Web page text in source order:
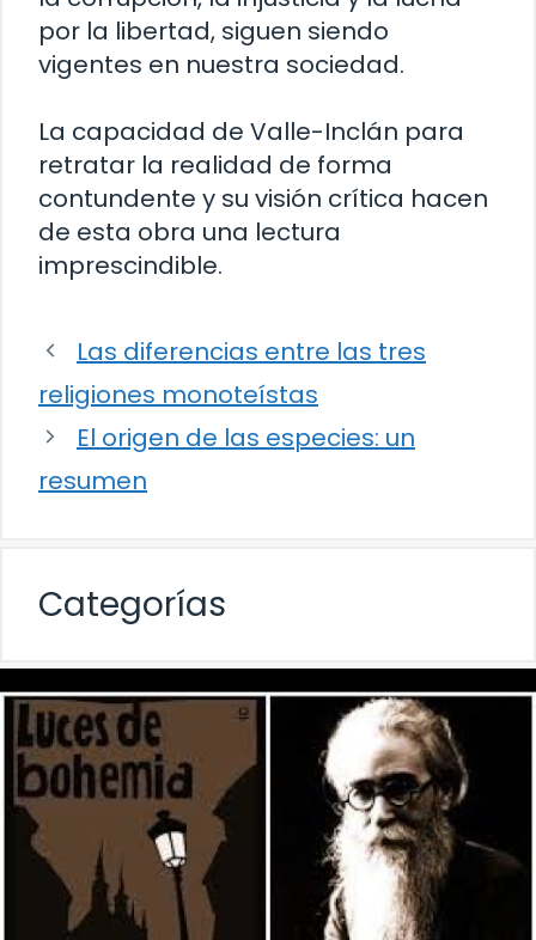
por la libertad, siguen siendo
vigentes en nuestra sociedad.
La capacidad de Valle-Inclán para
retratar la realidad de forma
contundente y su visión crítica hacen
de esta obra una lectura
imprescindible.
Las diferencias entre las tres
religiones monoteístas
El origen de las especies: un
resumen
Categorías